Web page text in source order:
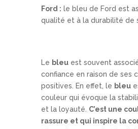
Ford : le bleu de Ford est
qualité et à la durabilité de
Le bleuest souvent
confiance en raison de ses
positives. En effet, le bleu
couleur qui évoque la
et la loyauté. C’est une
rassure et qui inspire la